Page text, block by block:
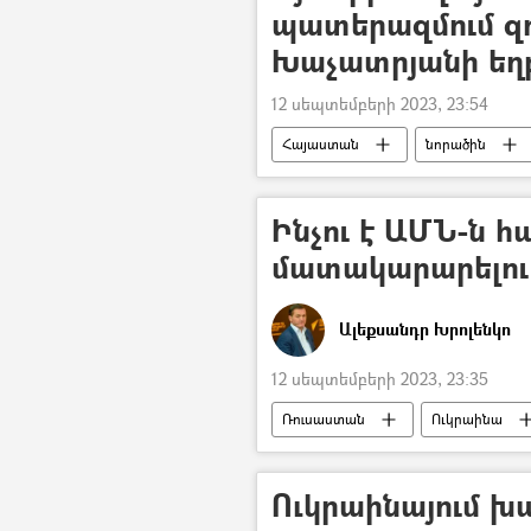
պատերազմում
Խաչատրյանի
12 սեպտեմբերի 2023, 23:54
Հայաստան նորածին
Ինչու է ԱՄՆ-ն
Ալեքսանդր Խրոլենկո
12 սեպտեմբերի 2023, 23:35
Ռուսաստան Ուկրաինա
Ուկրաինայում